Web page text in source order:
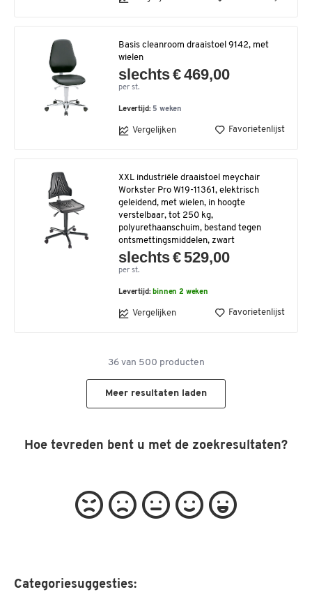
Basis cleanroom draaistoel 9142, met
wielen
slechts € 469,00
per st.
Levertijd: 5 weken
Vergelijken Favorietenlijst
XXL industriële draaistoel meychair
Workster Pro W19-11361, elektrisch
geleidend, met wielen, in hoogte
verstelbaar, tot 250 kg,
polyurethaanschuim, bestand tegen
ontsmettingsmiddelen, zwart
slechts € 529,00
per st.
Levertijd: binnen 2 weken
Vergelijken Favorietenlijst
36van 500 producten
Meer resultaten laden
Hoe tevreden bent u met de zoekresultaten?
Categoriesuggesties: